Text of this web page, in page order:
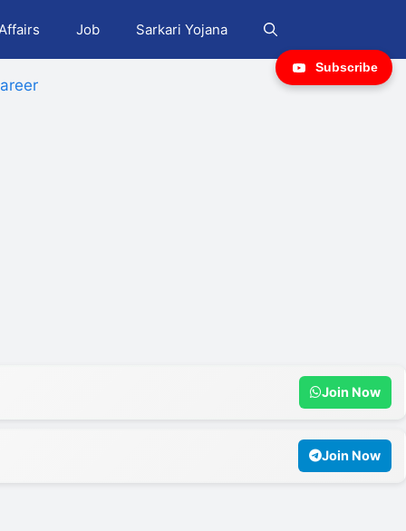
Job Sarkari Yojana
Join Now
Join Now
Subscribe